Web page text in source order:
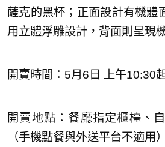
薩克的黑杯；正面設計有機體
用立體浮雕設計，背面則呈現
開賣時間：5月6日 上午10:30
開賣地點：餐廳指定櫃檯、
（手機點餐與外送平台不適用